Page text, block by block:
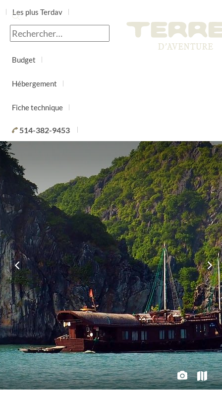
Les plus Terdav
Jour par jour
Budget
Hébergement
Fiche technique
514-382-9453